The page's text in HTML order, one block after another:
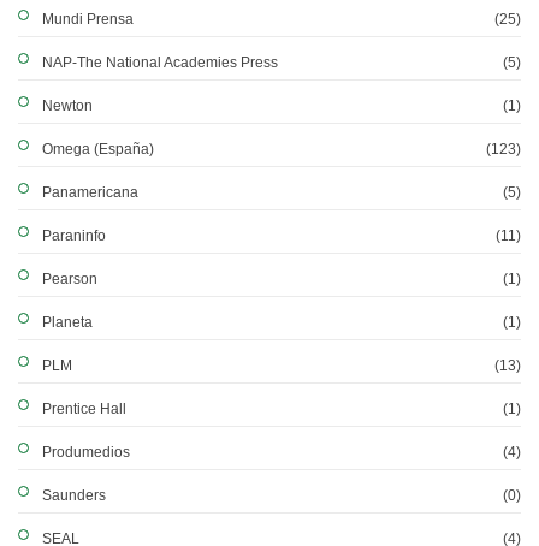
Mundi Prensa (25)
NAP-The National Academies Press (5)
Newton (1)
Omega (España) (123)
Panamericana (5)
Paraninfo (11)
Pearson (1)
Planeta (1)
PLM (13)
Prentice Hall (1)
Produmedios (4)
Saunders (0)
SEAL (4)